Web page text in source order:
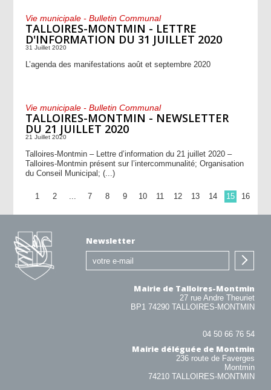
Vie municipale - Bulletin Communal
TALLOIRES-MONTMIN - LETTRE
D'INFORMATION DU 31 JUILLET 2020
31 Juillet 2020
L’agenda des manifestations août et septembre 2020
Vie municipale - Bulletin Communal
TALLOIRES-MONTMIN - NEWSLETTER
DU 21 JUILLET 2020
21 Juillet 2020
Talloires-Montmin – Lettre d’information du 21 juillet 2020 –
Talloires-Montmin présent sur l’intercommunalité; Organisation
du Conseil Municipal; (...)
1 2 ... 7 8 9 10 11 12 13 14 15 16
Newsletter
Mairie de Talloires-Montmin
27 rue Andre Theuriet
BP1 74290 TALLOIRES-MONTMIN
04 50 66 76 54
Mairie déléguée de Montmin
236 route de Faverges
Montmin
74210 TALLOIRES-MONTMIN